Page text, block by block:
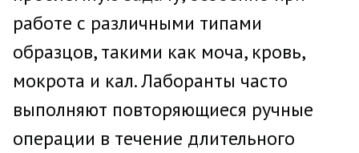
работе с различными типами
образцов, такими как моча, кровь,
мокрота и кал. Лаборанты часто
выполняют повторяющиеся ручные
операции в течение длительного